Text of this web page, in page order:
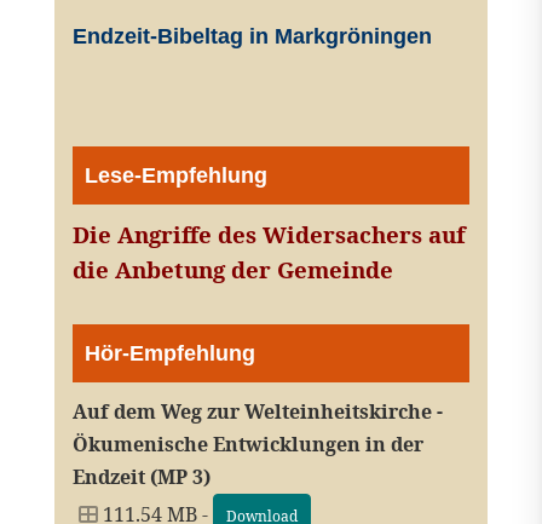
Endzeit-Bibeltag in Markgröningen
Lese-Empfehlung
Die Angriffe des Widersachers auf
die Anbetung der Gemeinde
Hör-Empfehlung
Auf dem Weg zur Welteinheitskirche -
Ökumenische Entwicklungen in der
Endzeit (MP 3)
111.54 MB -
Download